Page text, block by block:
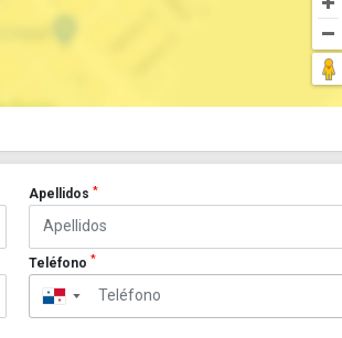
Apellidos *
Teléfono *
▼